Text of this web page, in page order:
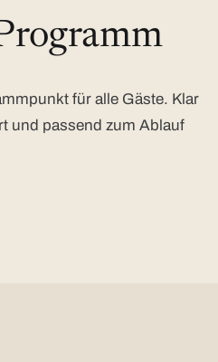
für alle Gäste. Klar
und passend zum Ablauf